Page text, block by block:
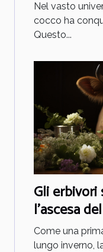
Nel vasto
cocco ha
Questo...
Gli
l'ascesa
Come una
lungo inverno,